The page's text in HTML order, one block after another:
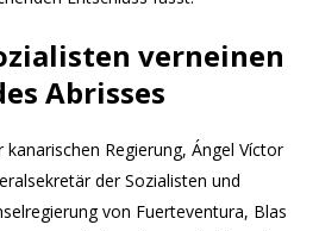
verneinen
Abrisses
Regierung, Ángel Víctor
der Sozialisten und
von Fuerteventura, Blas